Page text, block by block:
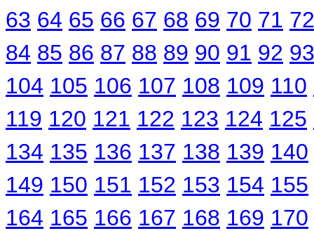
63 64 65 66 67 68 69 70 71 72
84 85 86 87 88 89 90 91 92 93
104 105 106 107 108 109 110
119 120 121 122 123 124 125
134 135 136 137 138 139 140
149 150 151 152 153 154 155
164 165 166 167 168 169 170